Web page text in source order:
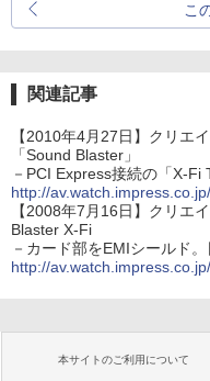
こ
関連記事
【2010年4月27日】クリエ
「Sound Blaster」
－PCI Express接続の「X-Fi
http://
【2008年7月16日】クリエ
Blaster X-Fi
－カード部をEMIシールド
http://
本サイトのご利用について